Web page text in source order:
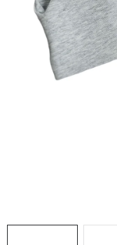
O nás
Všeobecné
Podmienky ochrany
Reklamačný poriadok